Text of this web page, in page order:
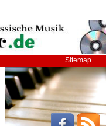
Sitemap